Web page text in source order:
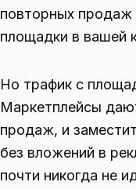
повторных
площадки в вашей
Но трафик с
Маркетплейсы
продаж, и
без вложений в
почти никогда не